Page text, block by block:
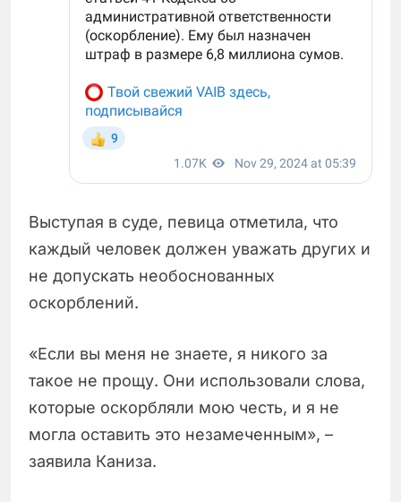
Выступая в суде, певица отметила, что
каждый человек должен уважать других и
не допускать необоснованных
оскорблений.
«Если вы меня не знаете, я никого за
такое не прощу. Они использовали слова,
которые оскорбляли мою честь, и я не
могла оставить это незамеченным», –
заявила Каниза.